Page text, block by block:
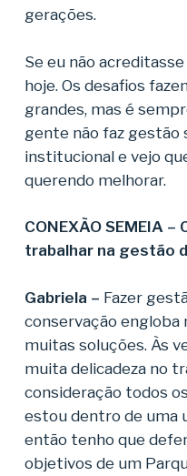
gerações.
Se eu não
hoje. Os desafios
grandes, mas é
gente não faz gestão
institucional e vejo
querendo melhorar.
CONEXÃO SEMEIA
trabalhar na gestão
Gabriela – Fazer
conservação
muitas soluções. Às
muita delicadeza no
consideração todos
estou dentro de uma
então tenho que
objetivos de um